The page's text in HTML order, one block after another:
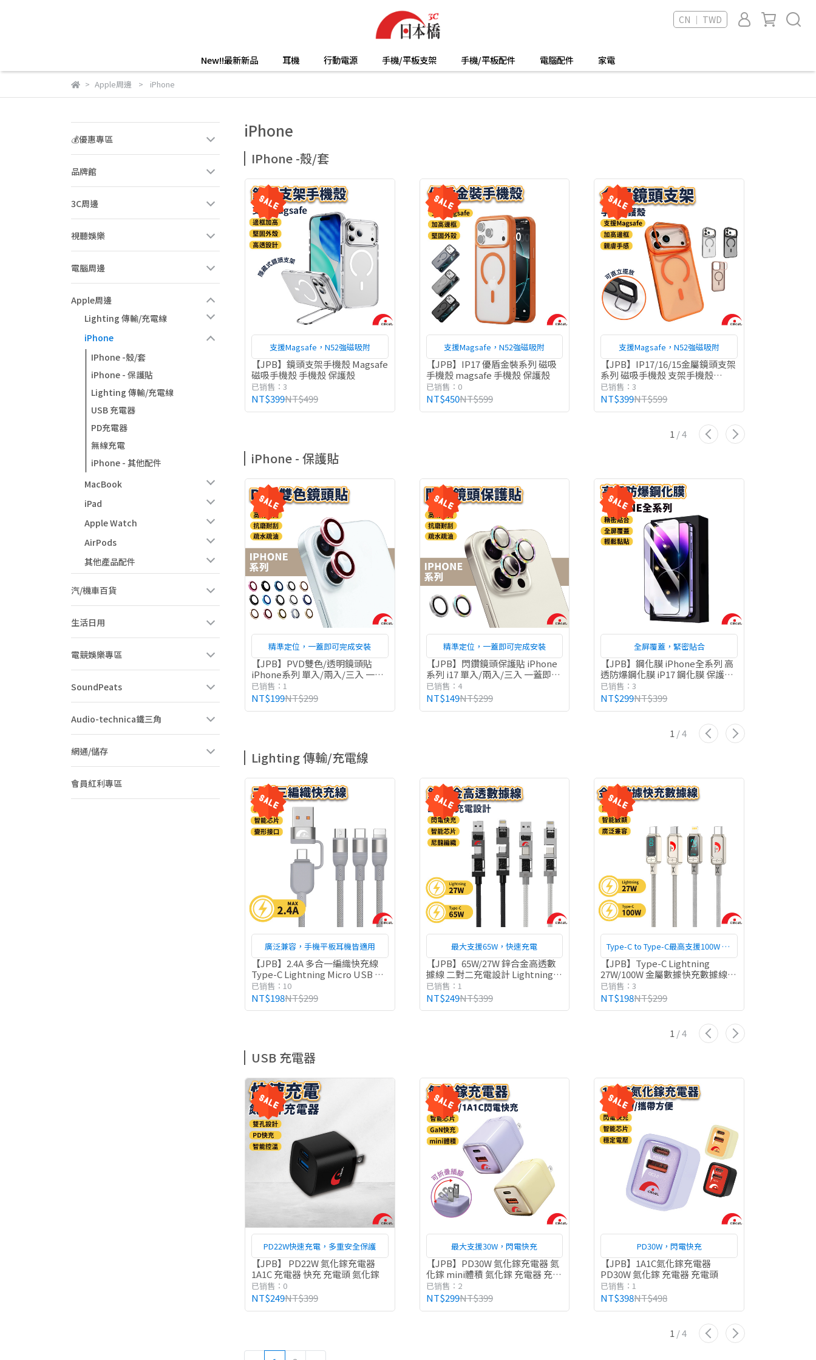
CN ｜ TWD
New!!最新新品 耳機 行動電源 手機/平板支架 手機/平板配件 電腦配件 家電
Apple周邊 iPhone
💰優惠專區
品牌館
3C周邊
視聽娛樂
電腦周邊
Apple周邊
Lighting 傳輸/充電線
iPhone
IPhone -殼/套
iPhone - 保護貼
Lighting 傳輸/充電線
USB 充電器
PD充電器
無線充電
iPhone - 其他配件
MacBook
iPad
Apple Watch
AirPods
其他產品配件
汽/機車百貨
生活日用
電競娛樂專區
SoundPeats
Audio-technica鐵三角
網通/儲存
會員紅利專區
iPhone
IPhone -殼/套
支援Magsafe，N52強磁吸附
【JPB】鏡頭支架手機殼 Magsafe
磁吸手機殼 手機殼 保護殼
已销售：3
NT$399NT$499
支援Magsafe，N52強磁吸附
【JPB】IP17 優盾金裝系列 磁吸
手機殼 magsafe 手機殼 保護殼
已销售：0
NT$450NT$599
支援Magsafe，N52強磁吸附
【JPB】IP17/16/15金屬鏡頭支架
系列 磁吸手機殼 支架手機殼
magsafe 手機殼 保護殼 IP17
已销售：3
NT$399NT$599
1 /4
iPhone - 保護貼
精準定位，一蓋即可完成安裝
【JPB】PVD雙色/透明鏡頭貼
iPhone系列 單入/兩入/三入 一蓋
即合 手機鏡頭貼 鏡頭保護貼 鏡頭
貼 17
已销售：1
NT$199NT$299
精準定位，一蓋即可完成安裝
【JPB】閃鑽鏡頭保護貼 iPhone
系列 i17 單入/兩入/三入 一蓋即合
手機鏡頭貼 鏡頭保護貼 鏡頭貼
已销售：4
NT$149NT$299
全屏覆蓋，緊密貼合
【JPB】鋼化膜 iPhone全系列 高
透防爆鋼化膜 iP17 鋼化膜 保護貼
保護膜 玻璃貼
已销售：3
NT$299NT$399
1/4
Lighting 傳輸/充電線
廣泛兼容，手機平板耳機皆適用
【JPB】2.4A 多合一編織快充線
Type-C Lightning Micro USB 多
合一 編織線 快充線 充電線 數據線
已销售：10
NT$198NT$299
最大支援65W，快速充電
【JPB】65W/27W 鋅合金高透數
據線 二對二充電設計 Lightning
Type-C 充電線 數據線
已销售：1
NT$249NT$399
Type-C to Type-C最高支援100W PD
快充
【JPB】Type-C Lightning
27W/100W 金屬數據快充數據線
快充線 充電線 數據線
已销售：3
NT$198NT$299
1 /4
USB 充電器
PD22W快速充電，多重安全保護
【JPB】 PD22W 氮化鎵充電器
1A1C 充電器 快充 充電頭 氮化鎵
已销售：0
NT$249NT$399
最大支援30W，閃電快充
【JPB】PD30W 氮化鎵充電器 氮
化鎵 mini體積 氮化鎵 充電器 充電
頭
已销售：2
NT$299NT$399
PD30W，閃電快充
【JPB】1A1C氮化鎵充電器
PD30W 氮化鎵 充電器 充電頭
已销售：1
NT$398NT$498
1 /4